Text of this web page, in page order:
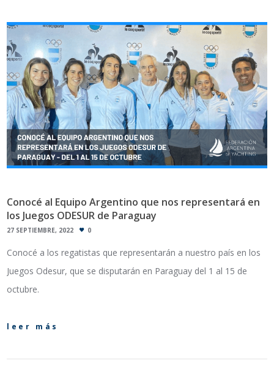
Conocé al Equipo Argentino que nos representará en
los Juegos ODESUR de Paraguay
27 SEPTIEMBRE, 2022 0
Conocé a los regatistas que representarán a nuestro país en los
Juegos Odesur, que se disputarán en Paraguay del 1 al 15 de
octubre.
leer más